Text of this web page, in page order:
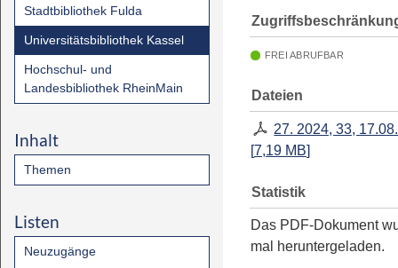
Stadtbibliothek Fulda
Universitätsbibliothek Kassel
Hochschul- und
Landesbibliothek RheinMain
Inhalt
Themen
Listen
Neuzugänge
FREI ABRUFBAR
Dateien
27. 2024, 33,
[7,19 MB]
Statistik
Das PDF-Dokument
mal heruntergeladen.